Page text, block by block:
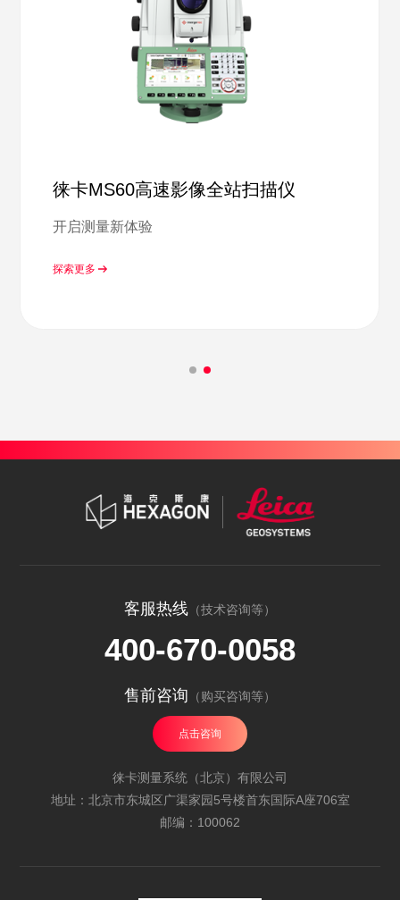
徕卡MS60高速影像全站扫描仪
开启测量新体验
探索更多
客服热线 （技术咨询等）
400-670-0058
售前咨询 （购买咨询等）
点击咨询
徕卡测量系统（北京）有限公司
地址：北京市东城区广渠家园5号楼首东国际A座706室
邮编：100062